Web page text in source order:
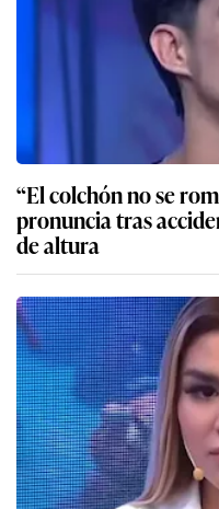
“El colchón no se
pronuncia tras
de altura